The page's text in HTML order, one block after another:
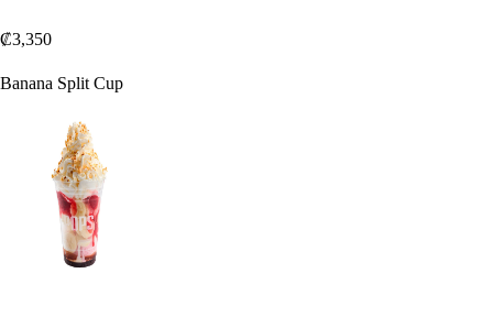
₡3,350
Banana Split Cup